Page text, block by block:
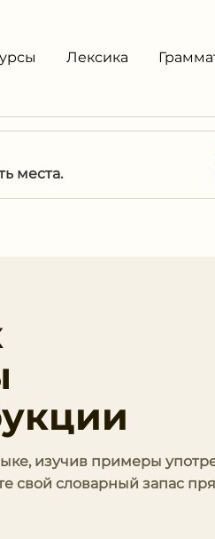
Лексика
места.
изучив примеры
свой словарный запас